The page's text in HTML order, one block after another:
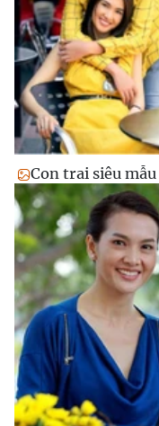
Con trai siêu